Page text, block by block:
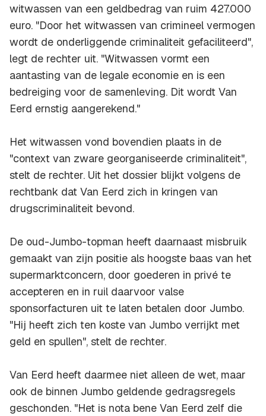
witwassen van een geldbedrag van ruim 427.000
euro. "Door het witwassen van crimineel vermogen
wordt de onderliggende criminaliteit gefaciliteerd",
legt de rechter uit. "Witwassen vormt een
aantasting van de legale economie en is een
bedreiging voor de samenleving. Dit wordt Van
Eerd ernstig aangerekend."
Het witwassen vond bovendien plaats in de
"context van zware georganiseerde criminaliteit",
stelt de rechter. Uit het dossier blijkt volgens de
rechtbank dat Van Eerd zich in kringen van
drugscriminaliteit bevond.
De oud-Jumbo-topman heeft daarnaast misbruik
gemaakt van zijn positie als hoogste baas van het
supermarktconcern, door goederen in privé te
accepteren en in ruil daarvoor valse
sponsorfacturen uit te laten betalen door Jumbo.
"Hij heeft zich ten koste van Jumbo verrijkt met
geld en spullen", stelt de rechter.
Van Eerd heeft daarmee niet alleen de wet, maar
ook de binnen Jumbo geldende gedragsregels
geschonden. "Het is nota bene Van Eerd zelf die